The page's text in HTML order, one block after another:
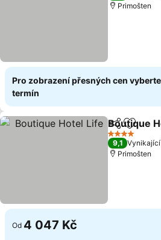
Primošten
Pro zobrazení přesných cen vyberte
termín
SdíletPřidat
Boutique
4 Počet
9,1 Vynikající
Primošten
Od 4 047 Kč